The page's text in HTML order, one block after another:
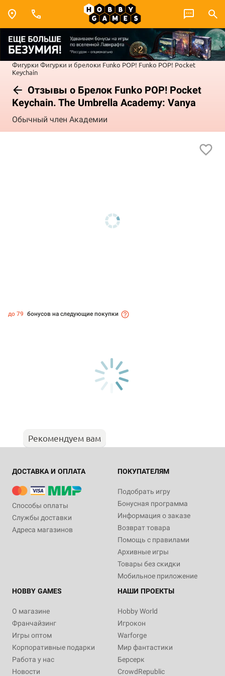
Фигурки Фигурки и брелоки Funko POP! Funko POP! Pocket
Keychain
Отзывы о Брелок Funko POP! Pocket
Keychain. The Umbrella Academy: Vanya
Обычный член Академии
до 79 бонусов на следующие покупки
Рекомендуем вам
ДОСТАВКА И ОПЛАТА
Способы оплаты
Службы доставки
Адреса магазинов
ПОКУПАТЕЛЯМ
Подобрать игру
Бонусная программа
Информация о заказе
Возврат товара
Помощь с правилами
Архивные игры
Товары без скидки
Мобильное приложение
HOBBY GAMES
О магазине
Франчайзинг
Игры оптом
Корпоративные подарки
Работа у нас
Новости
НАШИ ПРОЕКТЫ
Hobby World
Игрокон
Warforge
Мир фантастики
Берсерк
CrowdRepublic